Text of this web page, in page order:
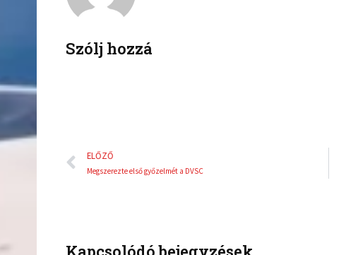
Szólj hozzá
Előző
ELŐZŐ
Megszerezte első győzelmét a DVSC